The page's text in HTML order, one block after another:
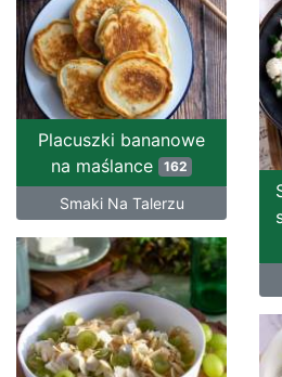
Placuszki bananowe
na maślance
162
Smaki Na Talerzu